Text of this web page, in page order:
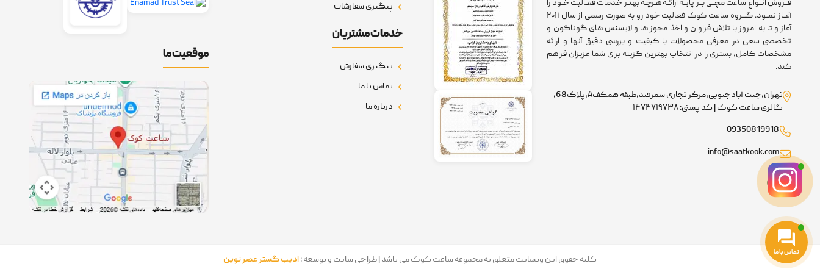
فــروش انــواع ساعت مچــی بــر پایــه ارائــه هـرچـه بهتـر خـدمات فعـالیت خــود را
آغــاز نمــود. گـــروه ساعت کوک فعالیت خود رو به صورت رسمی از سال ۲۰۱۱
آغاز و تا به امروز با تلاش فراوان و اخذ مجوز ها و لایسنس های گوناگون و
تخصصی سعی در معرفی محصولات با کیفیت و بررسی دقیق آنها و ارائه
مشخصات کامل، بستری را در انتخاب بهترین گزینه برای شما عزیزان فراهم
کند.
تهران،جنت آبادجنوبی،مرکز تجاری سمرقند،طبقه همکفA،پلاک68،
گالری ساعت کوک | کد پستی: ۱۴۷۴۷۱۹۷۳۸
09350819918
info@saatkook.com
پیگیری سفارشات
خدمات مشتریان
پیگیری سفارش
تماس با ما
درباره ما
موقعیت ما
کلیه حقوق این وبسایت متعلق به مجموعه ساعت کوک می باشد | طراحی سایت و توسعه :ادیب گستر عصر نوین
تماس با ما